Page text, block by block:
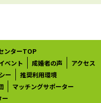
ンターTOP
ベント 成婚者の声
アクセス
ー
推奨利用環境
マッチングサポーター
ー